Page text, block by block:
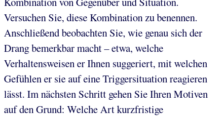
Versuchen Sie, diese Kombination zu benennen.
Anschließend beobachten Sie, wie genau sich der
Drang bemerkbar macht – etwa, welche
Verhaltensweisen er Ihnen suggeriert, mit welchen
Gefühlen er sie auf eine Triggersituation reagieren
lässt. Im nächsten Schritt gehen Sie Ihren Motiven
auf den Grund: Welche Art kurzfristige